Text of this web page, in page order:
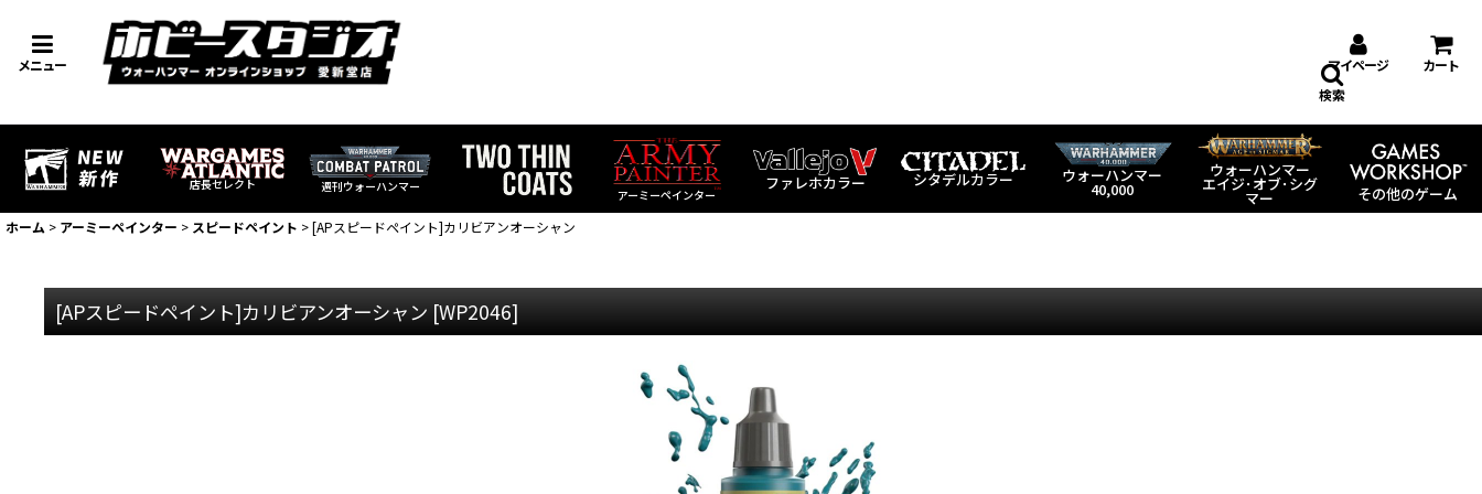
メニュー マイページ カート
店長セレクト 週刊ウォーハンマー
アーミーペインター
ファレホカラー シタデルカラー ウォーハンマー
40,000
ウォーハンマー
エイジ･オブ･シグ
マー その他のゲーム
検索
ホーム > アーミーペインター > スピードペイント >[APスピードペイント]カリビアンオーシャン
[APスピードペイント]カリビアンオーシャン [WP2046]